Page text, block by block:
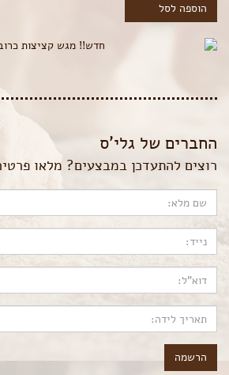
הוספה לסל
החברים של גלי’ס
רוצים להתעדכן במבצעים? מלאו
הרשמה